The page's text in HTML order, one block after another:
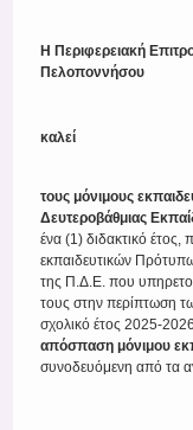
Η Περιφερειακή
Πελοποννήσου
καλεί
τους μόνιμους
Δευτεροβάθμιας
ένα (1) διδακτικό έτος,
εκπαιδευτικών
της Π.Δ.Ε. που
τους στην περίπτωση
σχολικό έτος 2025-
απόσπαση μόνιμου
συνοδευόμενη από τα